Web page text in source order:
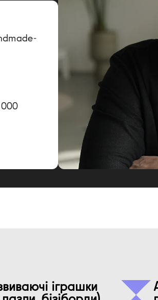
000
іграшки